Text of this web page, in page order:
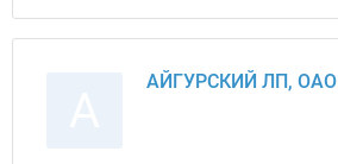
АЙГУРСКИЙ ЛП, ОАО